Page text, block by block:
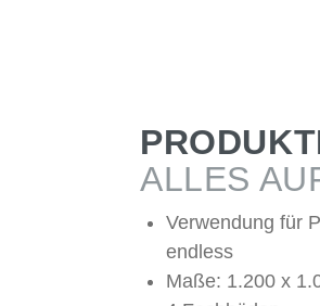
ALLES
Verwendung für
endless
Maße: 1.200 x